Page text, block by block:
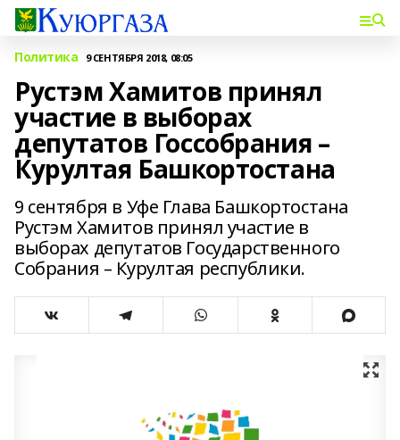
Политика 9 СЕНТЯБРЯ 2018, 08:05
Рустэм Хамитов принял
участие в выборах
депутатов Госсобрания –
Курултая Башкортостана
9 сентября в Уфе Глава Башкортостана
Рустэм Хамитов принял участие в
выборах депутатов Государственного
Собрания – Курултая республики.